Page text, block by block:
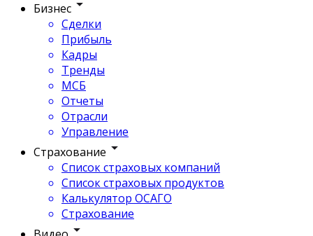
Бизнес
Сделки
Прибыль
Кадры
Тренды
МСБ
Отчеты
Отрасли
Управление
Страхование
Список страховых компаний
Список страховых продуктов
Калькулятор ОСАГО
Страхование